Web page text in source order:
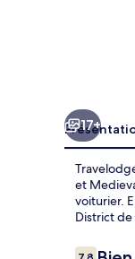
17+
et
voiturier.
District
Avis